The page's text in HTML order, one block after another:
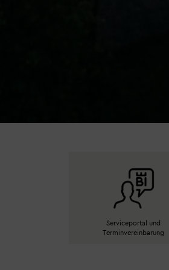
Serviceportal und
Terminvereinbarung